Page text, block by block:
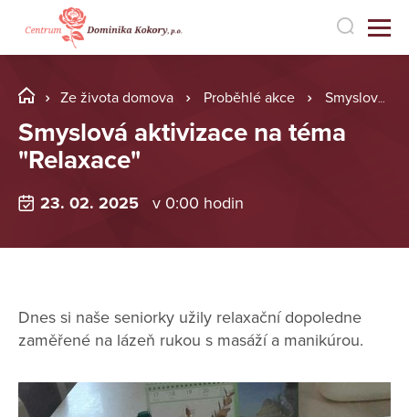
Ze života domova Proběhlé akce Smyslová aktivizace na téma "Relaxace"
Smyslová aktivizace na téma
"Relaxace"
23. 02. 2025 v 0:00 hodin
Dnes si naše seniorky užily relaxační dopoledne
zaměřené na lázeň rukou s masáží a manikúrou.